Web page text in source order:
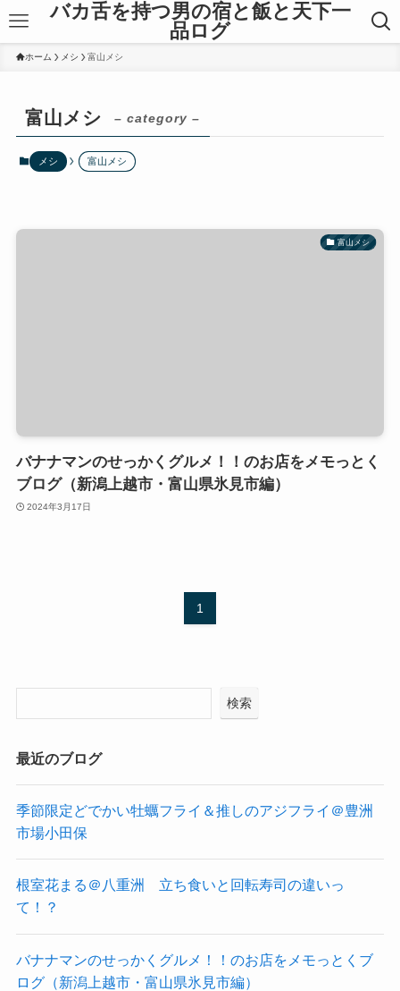
バカ舌を持つ男の宿と飯と天下一
品ログ
ホーム メシ 富山メシ
富山メシ – category –
メシ 富山メシ
富山メシ
バナナマンのせっかくグルメ！！のお店をメモっとく
ブログ（新潟上越市・富山県氷見市編）
2024年3月17日
1
検索
最近のブログ
季節限定どでかい牡蠣フライ＆推しのアジフライ＠豊洲
市場小田保
根室花まる＠八重洲 立ち食いと回転寿司の違いっ
て！？
バナナマンのせっかくグルメ！！のお店をメモっとくブ
ログ（新潟上越市・富山県氷見市編）